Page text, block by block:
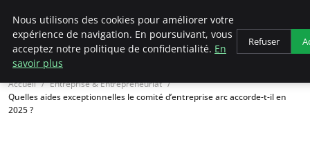
LECFCM
Accueil
Entreprise & Entrepreneuriat
Quelles aides exceptionnelles le comité d’entreprise arc accorde-t-il en
2025 ?
Nous utilisons des cookies pour améliorer votre
expérience de navigation. En poursuivant, vous
acceptez notre politique de confidentialité. En
savoir plus
Refuser